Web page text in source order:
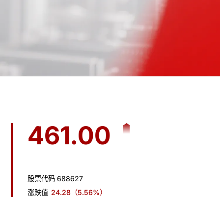
461.00
股票代码 688627
涨跌值 24.28 （5.56%）